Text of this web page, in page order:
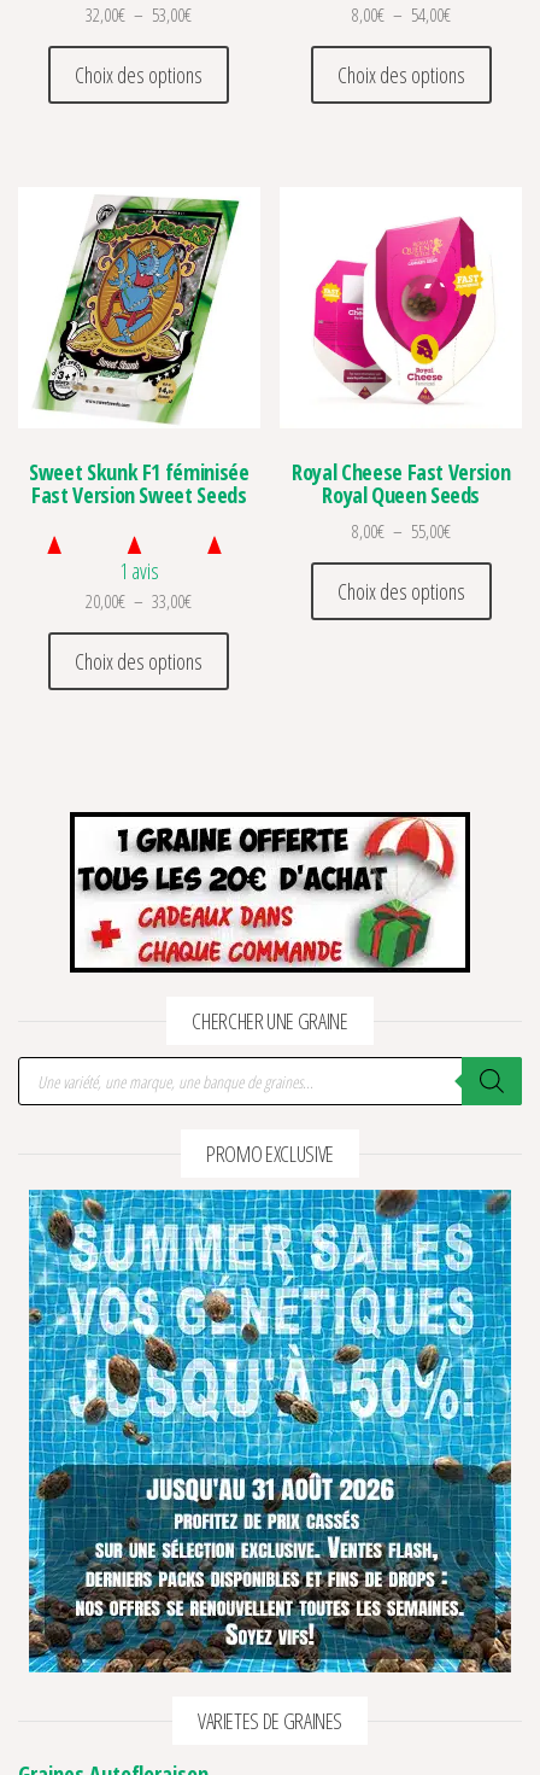
32,00€ – 53,00€Plage de prix : 32,00€ à 53,00€
Choix des options
Ce produit a plusieurs variations. Les
8,00€ – 54,00€Plage de prix
Choix des options
Ce
Sweet Skunk F1 féminisée
Fast Version Sweet Seeds
1 avis
20,00€ – 33,00€Plage de prix : 20,00€ à 33,00€
Choix des options
Ce produit a plusieurs variations. Les
Royal Cheese Fast Version
Royal Queen Seeds
8,00€ – 55,00€Plage de prix
Choix des options
Ce
CHERCHER UNE GRAINE
Recherche de produits
PROMO EXCLUSIVE
VARIETES DE GRAINES